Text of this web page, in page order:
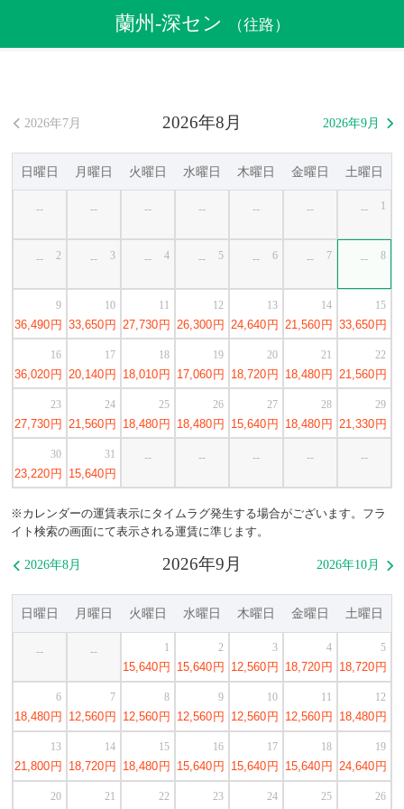
格安航空券
蘭州発深セン行き格安航空券
蘭州-深セン （往路）
2026年8月
 2026年7月 2026年9月 
日曜日 月曜日 火曜日 水曜日 木曜日 金曜日 土曜日
-- -- -- -- -- -- -- 1
-- 2 -- 3 -- 4 -- 5 -- 6 -- 7 -- 8
36,490円
9
33,650円
10
27,730円
11
26,300円
12
24,640円
13
21,560円
14
33,650円
15
36,020円
16
20,140円
17
18,010円
18
17,060円
19
18,720円
20
18,480円
21
21,560円
22
27,730円
23
21,560円
24
18,480円
25
18,480円
26
15,640円
27
18,480円
28
21,330円
29
23,220円
30
15,640円
31 -- -- -- -- --
※カレンダーの運賃表示にタイムラグ発生する場合がございます。フラ
イト検索の画面にて表示される運賃に準じます。
2026年9月
 2026年8月 2026年10月 
日曜日 月曜日 火曜日 水曜日 木曜日 金曜日 土曜日
-- --
15,640 円
1
15,640 円
2
12,560 円
3
18,720 円
4
18,720 円
5
18,480 円
6
12,560 円
7
12,560 円
8
12,560 円
9
12,560 円
10
12,560 円
11
18,480 円
12
21,800 円
13
18,720 円
14
18,480 円
15
15,640 円
16
15,640 円
17
15,640 円
18
24,640 円
19
20 21 22 23 24 25 26